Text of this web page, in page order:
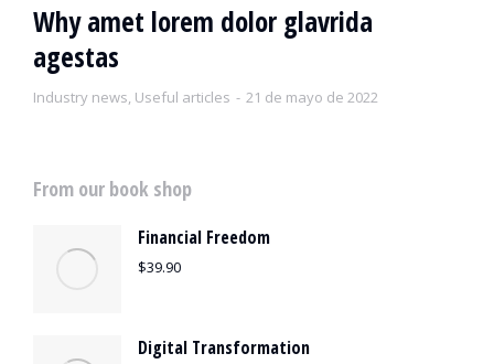
Why amet lorem dolor glavrida
agestas
Industry news, Useful articles 21 de mayo de 2022
From our book shop
Financial Freedom
$39.90
Digital Transformation